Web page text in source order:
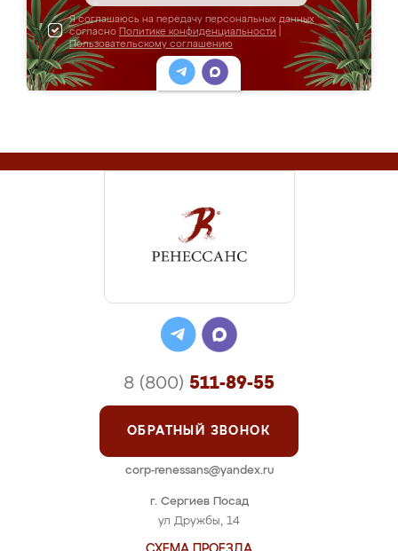
Я соглашаюсь на передачу персональных данных
согласно Политике конфиденциальности
Пользовательскому соглашению
г. Сергиев Посад
ул Дружбы, 14
8 (800) 511-89-55
ОБРАТНЫЙ ЗВОНОК
corp-renessans@yandex.ru